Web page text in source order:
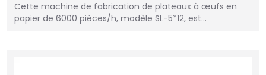
Cette machine de fabrication de plateaux à œufs en
papier de 6000 pièces/h, modèle SL-5*12, est…